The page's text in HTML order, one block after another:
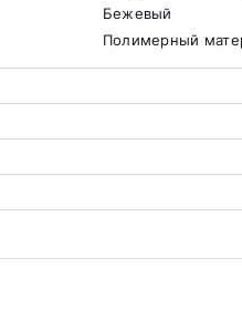
Бежевый
Полимерный